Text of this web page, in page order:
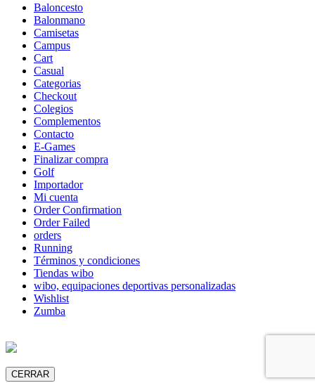
Baloncesto
Balonmano
Camisetas
Campus
Cart
Casual
Categorias
Checkout
Colegios
Complementos
Contacto
E-Games
Finalizar compra
Golf
Importador
Mi cuenta
Order Confirmation
Order Failed
orders
Running
Términos y condiciones
Tiendas wibo
wibo, equipaciones deportivas personalizadas
Wishlist
Zumba
CERRAR